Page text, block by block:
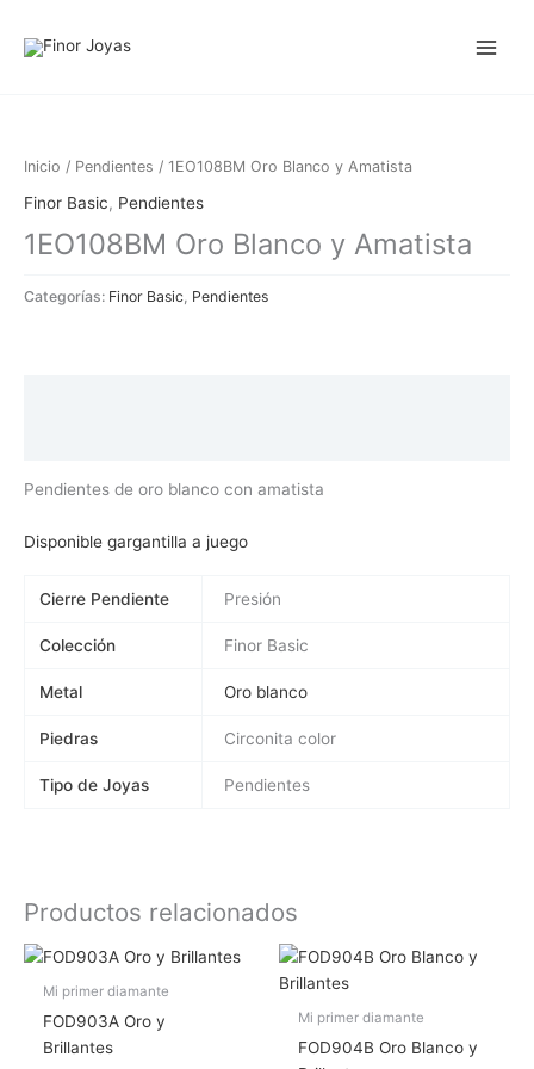
Inicio / Pendientes / 1EO108BM Oro Blanco y Amatista
Finor Basic, Pendientes
1EO108BM Oro Blanco y Amatista
Categorías: Finor Basic Pendientes
Pendientes de oro blanco con amatista
Disponible gargantilla a juego
Cierre Pendiente Presión
Colección Finor Basic
Metal Oro blanco
Piedras Circonita color
Tipo de Joyas Pendientes
Productos relacionados
Mi primer diamante
FOD903A Oro y
Brillantes
Mi primer diamante
FOD904B Oro Blanco y